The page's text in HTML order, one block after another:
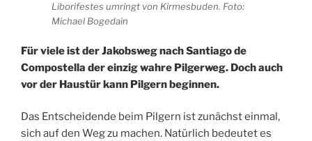
Liborifestes umringt von Kirmesbuden. Foto:
Michael Bogedain
Für viele ist der Jakobsweg nach Santiago de
Compostella der einzig wahre Pilgerweg. Doch auch
vor der Haustür kann Pilgern beginnen.
Das Entscheidende beim Pilgern ist zunächst einmal,
sich auf den Weg zu machen. Natürlich bedeutet es